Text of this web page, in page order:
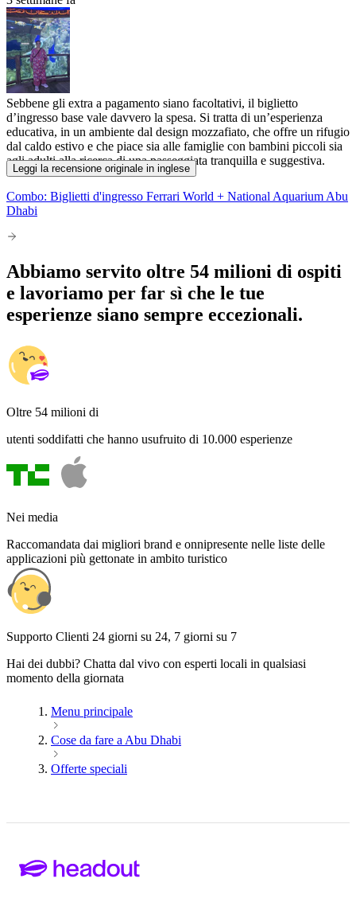
Sebbene gli extra a pagamento siano facoltativi, il biglietto
d’ingresso base vale davvero la spesa. Si tratta di un’esperienza
educativa, in un ambiente dal design mozzafiato, che offre un rifugio
dal caldo estivo e che piace sia alle famiglie con bambini piccoli sia
agli adulti alla ricerca di una passeggiata tranquilla e suggestiva.
Leggi la recensione originale in inglese
Combo: Biglietti d'ingresso Ferrari World + National Aquarium Abu
Dhabi
Abbiamo servito oltre 54 milioni di ospiti
e lavoriamo per far sì che le tue
esperienze siano sempre eccezionali.
Oltre 54 milioni di
utenti soddifatti che hanno usufruito di 10.000 esperienze
Nei media
Raccomandata dai migliori brand e onnipresente nelle liste delle
applicazioni più gettonate in ambito turistico
Supporto Clienti 24 giorni su 24, 7 giorni su 7
Hai dei dubbi? Chatta dal vivo con esperti locali in qualsiasi
momento della giornata
Menu principale
Cose da fare a Abu Dhabi
Offerte speciali